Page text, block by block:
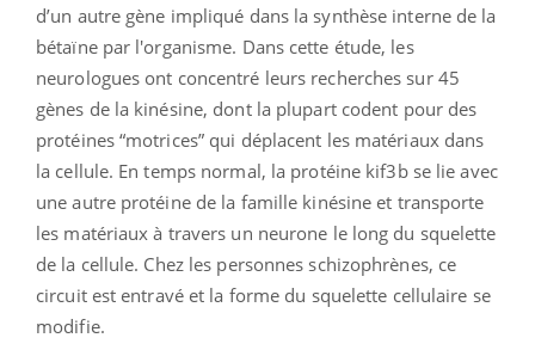
d’un autre gène impliqué dans la synthèse interne de la
bétaïne par l'organisme. Dans cette étude, les
neurologues ont concentré leurs recherches sur 45
gènes de la kinésine, dont la plupart codent pour des
protéines “motrices” qui déplacent les matériaux dans
la cellule. En temps normal, la protéine kif3b se lie avec
une autre protéine de la famille kinésine et transporte
les matériaux à travers un neurone le long du squelette
de la cellule. Chez les personnes schizophrènes, ce
circuit est entravé et la forme du squelette cellulaire se
modifie.